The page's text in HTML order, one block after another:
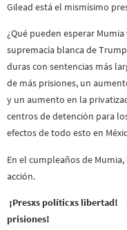
Gilead está el mismísimo
¿Qué pueden esperar
supremacía blanca de
duras con sentencias más
de más prisiones, un
y un aumento en la
centros de detención para
efectos de todo esto en
En el cumpleaños de
acción.
¡Presxs políticxs libertad!
prisiones!